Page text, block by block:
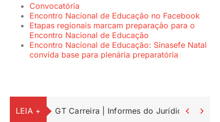
Convocatória
Encontro Nacional de Educação no Facebook
Etapas regionais marcam preparação para o
Encontro Nacional de Educação
Encontro Nacional de Educação: Sinasefe Natal
convida base para plenária preparatória
LEIA + GT Carreira | Informes do Jurídico 